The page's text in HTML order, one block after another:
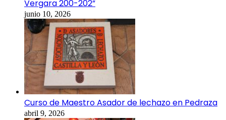
Vergara 200-202”
junio 10, 2026
Curso de Maestro Asador de lechazo en Pedraza
abril 9, 2026